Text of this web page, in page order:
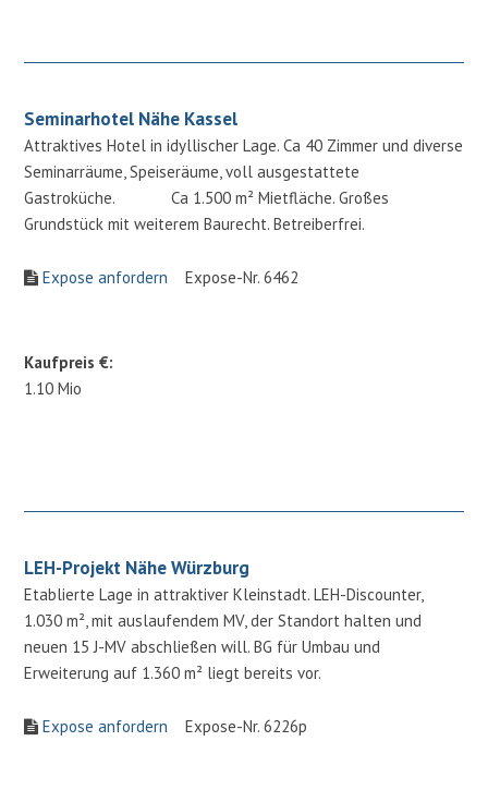
Seminarhotel Nähe Kassel
Attraktives Hotel in idyllischer Lage. Ca 40 Zimmer und diverse
Seminarräume, Speiseräume, voll ausgestattete
Gastroküche. Ca 1.500 m² Mietfläche. Großes
Grundstück mit weiterem Baurecht. Betreiberfrei.
Expose anfordern Expose-Nr. 6462
Kaufpreis €:
1.10 Mio
LEH-Projekt Nähe Würzburg
Etablierte Lage in attraktiver Kleinstadt. LEH-Discounter,
1.030 m², mit auslaufendem MV, der Standort halten und
neuen 15 J-MV abschließen will. BG für Umbau und
Erweiterung auf 1.360 m² liegt bereits vor.
Expose anfordern Expose-Nr. 6226p